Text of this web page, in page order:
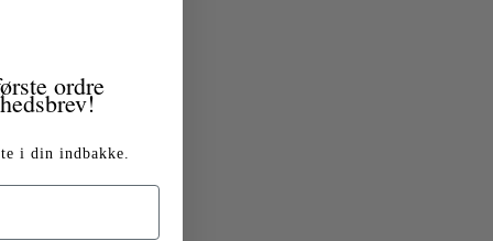
ordre
i din indbakke.